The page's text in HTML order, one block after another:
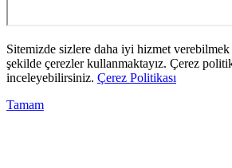
Sitemizde sizlere daha iyi hizmet
şekilde çerezler kullanmaktayız. Çerez
inceleyebilirsiniz. Çerez Politikası
Tamam